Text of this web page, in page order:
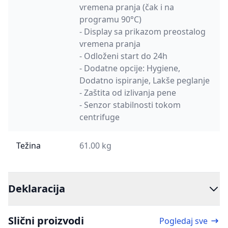
vremena pranja (čak i na
programu 90°C)
- Display sa prikazom preostalog
vremena pranja
- Odloženi start do 24h
- Dodatne opcije: Hygiene,
Dodatno ispiranje, Lakše peglanje
- Zaštita od izlivanja pene
- Senzor stabilnosti tokom
centrifuge
Težina 61.00 kg
Deklaracija
Slični proizvodi Pogledaj sve